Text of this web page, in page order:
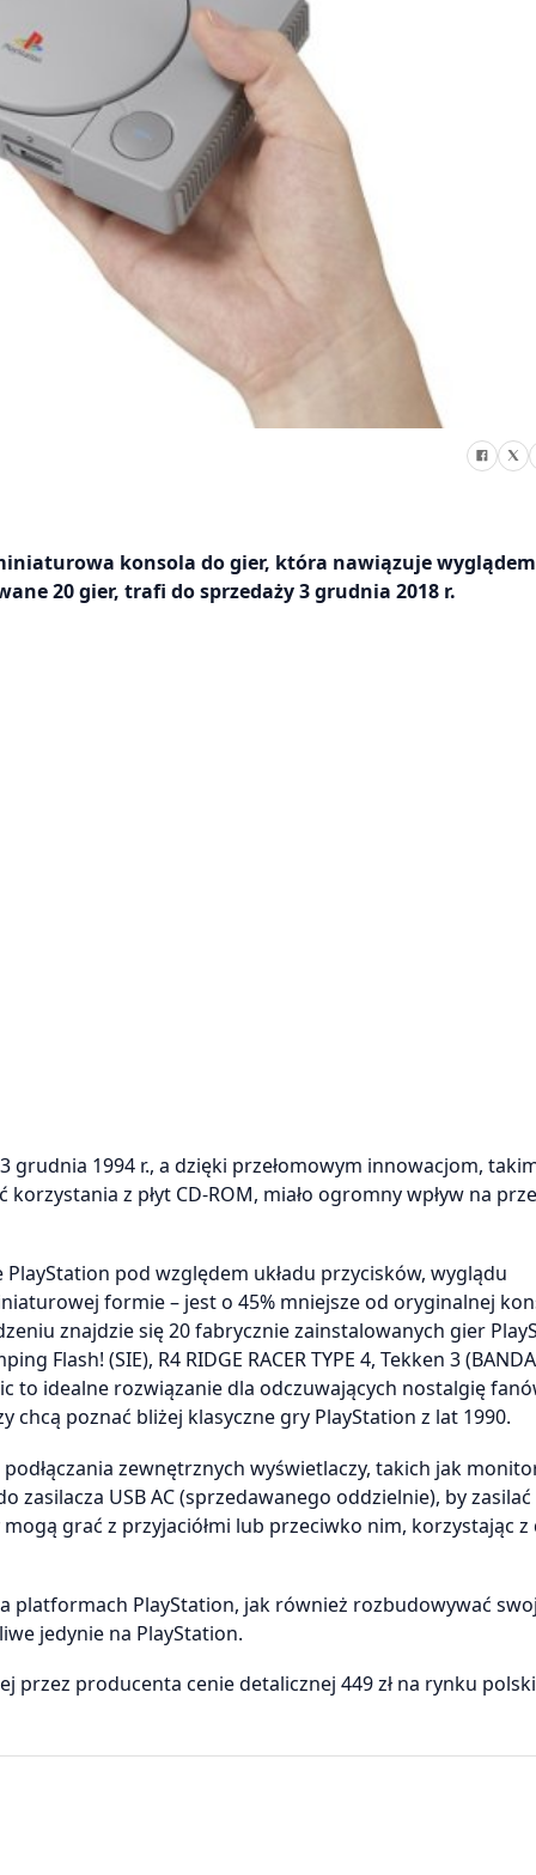
konsola do gier, która nawiązuje
20 gier, trafi do sprzedaży 3 grudnia 2018 r.
grudnia 1994 r., a dzięki przełomowym innowacjom,
z płyt CD-ROM, miało ogromny wpływ na
pod względem układu przycisków, wyglądu
formie – jest o 45% mniejsze od oryginalnej
znajdzie się 20 fabrycznie zainstalowanych gier
Flash! (SIE), R4 RIDGE RACER TYPE 4, Tekken 3
to idealne rozwiązanie dla odczuwających nostalgię
poznać bliżej klasyczne gry PlayStation z lat 1990.
zewnętrznych wyświetlaczy, takich jak
zasilacza USB AC (sprzedawanego oddzielnie), by zasilać
grać z przyjaciółmi lub przeciwko nim, korzystając z
platformach PlayStation, jak również rozbudowywać
jedynie na PlayStation.
przez producenta cenie detalicznej 449 zł na rynku